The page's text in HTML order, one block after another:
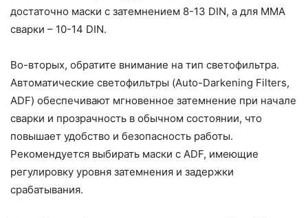
достаточно маски с затемнением 8-13 DIN, а для MMA
сварки – 10-14 DIN.
Во-вторых, обратите внимание на тип светофильтра.
Автоматические светофильтры (Auto-Darkening Filters,
ADF) обеспечивают мгновенное затемнение при начале
сварки и прозрачность в обычном состоянии, что
повышает удобство и безопасность работы.
Рекомендуется выбирать маски с ADF, имеющие
регулировку уровня затемнения и задержки
срабатывания.